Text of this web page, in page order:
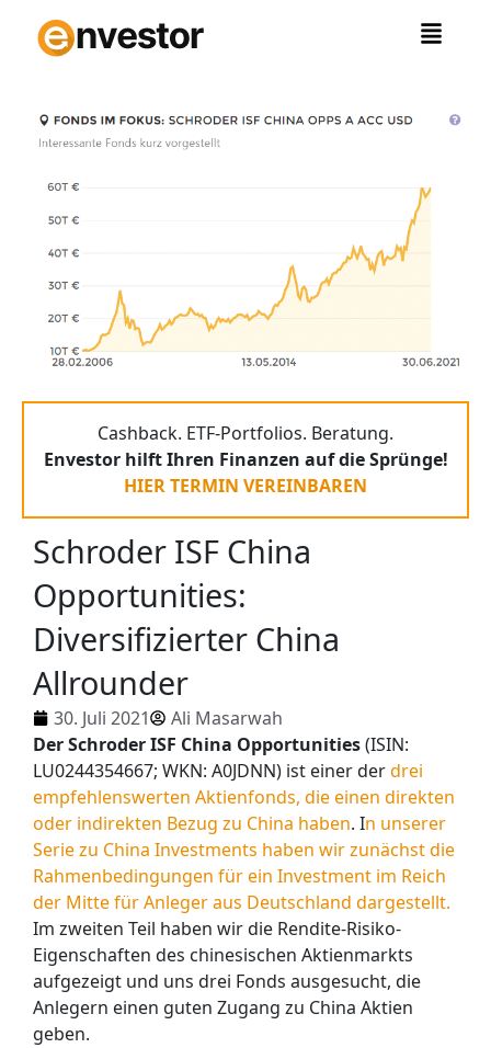
Inhalt
springen
Cashback. ETF-Portfolios. Beratung.
Envestor hilft Ihren Finanzen auf die Sprünge!
HIER TERMIN VEREINBAREN
Schroder ISF China
Opportunities:
Diversifizierter China
Allrounder
30. Juli 2021
Ali Masarwah
Der Schroder ISF China Opportunities(ISIN:
LU0244354667; WKN: A0JDNN) ist einer derdrei
empfehlenswerten Aktienfonds, die einen direkten
oder indirekten Bezug zu China haben. In unserer
Serie zu China Investments haben wir zunächst die
Rahmenbedingungen für ein Investment im Reich
der Mitte für Anleger aus Deutschland dargestellt.
Im zweiten Teil haben wir die Rendite-Risiko-
Eigenschaften des chinesischen Aktienmarkts
aufgezeigt und uns drei Fonds ausgesucht, die
Anlegern einen guten Zugang zu China Aktien
geben.